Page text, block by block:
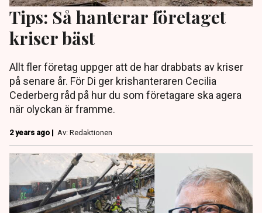
Tips: Så hanterar företaget
kriser bäst
Allt fler företag uppger att de har drabbats av kriser
på senare år. För Di ger krishanteraren Cecilia
Cederberg råd på hur du som företagare ska agera
när olyckan är framme.
2 years ago | Av: Redaktionen